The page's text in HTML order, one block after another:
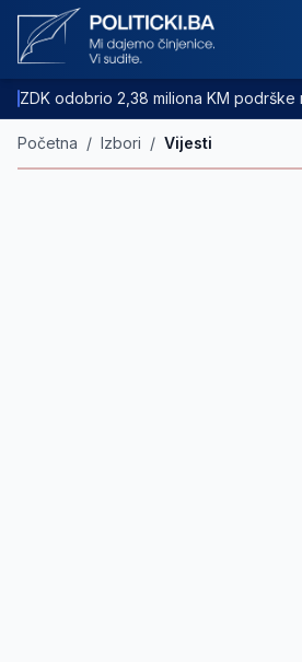
Početna / Izbori / Vijesti